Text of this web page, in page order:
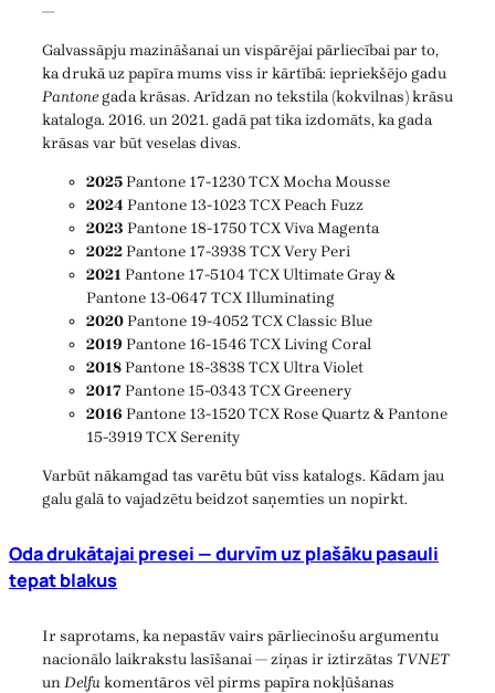
—
Galvassāpju mazināšanai un vispārējai pārliecībai par to,
ka drukā uz papīra mums viss ir kārtībā: iepriekšējo gadu
Pantonegada krāsas. Arīdzan no tekstila (kokvilnas) krāsu
kataloga. 2016. un 2021. gadā pat tika izdomāts, ka gada
krāsas var būt veselas divas.
2025Pantone 17-1230 TCX Mocha Mousse
2024 Pantone 13-1023 TCX Peach Fuzz
2023 Pantone 18-1750 TCX Viva Magenta
2022Pantone 17-3938 TCX Very Peri
2021Pantone 17-5104 TCX Ultimate Gray &
Pantone 13-0647 TCX Illuminating
2020Pantone 19-4052 TCX Classic Blue
2019 Pantone 16-1546 TCX Living Coral
2018Pantone 18-3838 TCX Ultra Violet
2017Pantone 15-0343 TCX Greenery
2016 Pantone 13-1520 TCX Rose Quartz & Pantone
15-3919 TCX Serenity
Varbūt nākamgad tas varētu būt viss katalogs. Kādam jau
galu galā to vajadzētu beidzot saņemties un nopirkt.
Oda drukātajai presei — durvīm uz plašāku pasauli
tepat blakus
Ir saprotams, ka nepastāv vairs pārliecinošu argumentu
nacionālo laikrakstu lasīšanai — ziņas ir iztirzātas TVNET
unDelfukomentāros vēl pirms papīra nokļūšanas